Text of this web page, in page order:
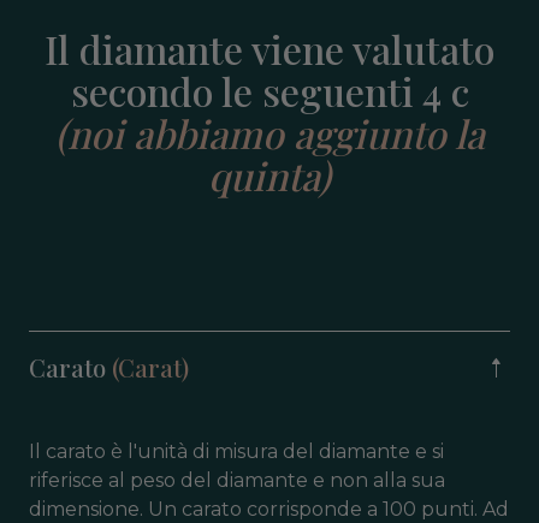
Il diamante viene valutato
secondo le seguenti 4 c
(noi abbiamo aggiunto la
quinta)
Carato (Carat)
Il carato è l'unità di misura del diamante e si
riferisce al peso del diamante e non alla sua
dimensione. Un carato corrisponde a 100 punti. Ad